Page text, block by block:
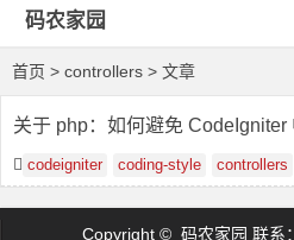
码农家园
首页 > controllers > 文章
关于 php：如何避免 CodeIgniter
codeigniter coding-style controllers
Copyright © 码农家园 联系：